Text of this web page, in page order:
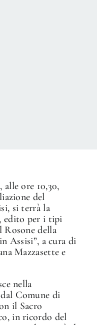
alle ore 10,30,
del
si terrà la
edito per i tipi
Rosone della
Assisi”, a cura di
Mazzasette e
nella
Comune di
il Sacro
in ricordo del